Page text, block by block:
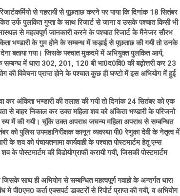
से गहरायी से पूछताछ करने पर पाया कि दिनांक 18 सितंबर
उर्फ पुलकित गुप्ता के साथ रिजार्ट से जाना व उसके पश्चात किसी भी
से महत्वपूर्ण जानकारी करने के पश्चात रिजार्ट के मैनेजर सौरभ
भण्डारी के गुम होने के सम्बन्ध में कड़ाई से पूछताछ की गयी तो उनके
बताया गया। जिसके पश्चात मुकदमे में अभियुक्त पुलकित आर्य,
सम्बन्ध में धारा 302, 201, 120 बी भा0द0वि0 की बढ़ोत्तरी कर 23
की विवेचना प्राप्त होने के पश्चात कुछ ही घण्टो में इस अभियोग में हुई
अंकिता भण्डारी की तलाश की गयी तो दिनांक 24 सितंबर को एक
से बाहर निकाल कर उक्त महिला शव को अंकिता भण्डारी के परिजनो
रुप में की गयी। चूंकि उक्त अपराध जघन्य महिला अपराध से सम्बन्धित
को पुलिस उपमहानिरीक्षक कानून व्यवस्था पी0 रेणुका देवी के नेतृत्व में
शव को पंचायतनामा कार्यवाही के पश्चात पोस्टमार्टम हेतु एम्स
पोस्टमार्टम की विडोयोग्राफी करायी गयी, जिसकी पोस्टमार्टम
साथ ही अभियोग से सम्बन्धित महत्वपूर्ण गवाहो के अन्तर्गत धारा
कर्ता एक्सपर्ट डाक्टरों से रिपोर्ट प्राप्त की गयी, व अभियोग